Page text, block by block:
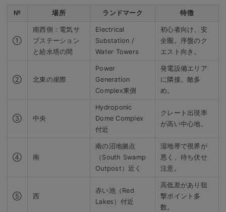
№ 場所 ランドマーク 特徴
①
南西側：電気サ
ブステーション
と給水塔の間
Electrical
Substation /
Water Towers
初心者向け、安
全圏。序盤のク
エスト向き。
② 北東の崖際
Power
Generation
Complex東側
発電設備エリア
に隣接。敵多
め。
③ 中央
Hydroponic
Dome Complex
付近
クレート出現率
が高い中心地。
④ 南
南の沼地拠点
（South Swamp
Outpost）近く
湿地帯で視界が
悪く、待ち伏せ
注意。
⑤ 西
赤い池（Red
Lakes）付近
高低差があり狙
撃ポイント多
数。